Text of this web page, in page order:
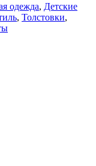
одежда, Детские
, Толстовки,